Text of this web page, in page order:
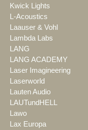
Kwick Lights
L-Acoustics
Laauser & Vohl
Lambda Labs
LANG
LANG ACADEMY
Laser Imagineering
Laserworld
Lauten Audio
LAUTundHELL
Lawo
Lax Europa